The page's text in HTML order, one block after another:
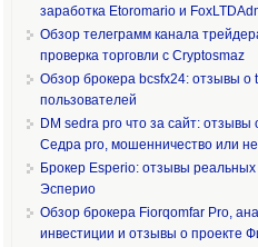
заработка Etoromario и
Обзор телеграмм канала
проверка торговли с Cryptosmaz
Обзор брокера bcsfx24: отзывы о
пользователей
DM sedra pro что за сайт:
Седра pro, мошенничество или
Брокер Esperio: отзывы реальных
Эсперио
Обзор брокера Fiorqomfar Pro,
инвестиции и отзывы о проекте